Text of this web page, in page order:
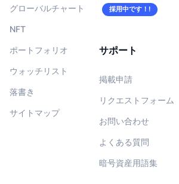
グローバルチャート
NFT
ポートフォリオ
ウォッチリスト
落書き
サイトマップ
採用中です！!
サポート
掲載申請
リクエストフォーム
お問い合わせ
よくある質問
暗号資産用語集